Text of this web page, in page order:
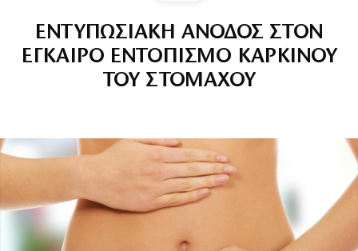
ΕΝΤΥΠΩΣΙΑΚΗ ΑΝΟΔΟΣ ΣΤΟΝ
ΕΓΚΑΙΡΟ ΕΝΤΟΠΙΣΜΟ ΚΑΡΚΙΝΟΥ
ΤΟΥ ΣΤΟΜΑΧΟΥ